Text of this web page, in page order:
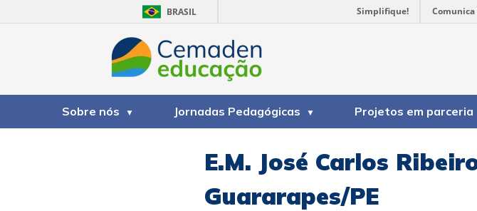
BRASIL Simplifique! Comunica
Sobre nós Jornadas Pedagógicas Projetos em parceria
E.M. José Carlos
Guararapes/PE